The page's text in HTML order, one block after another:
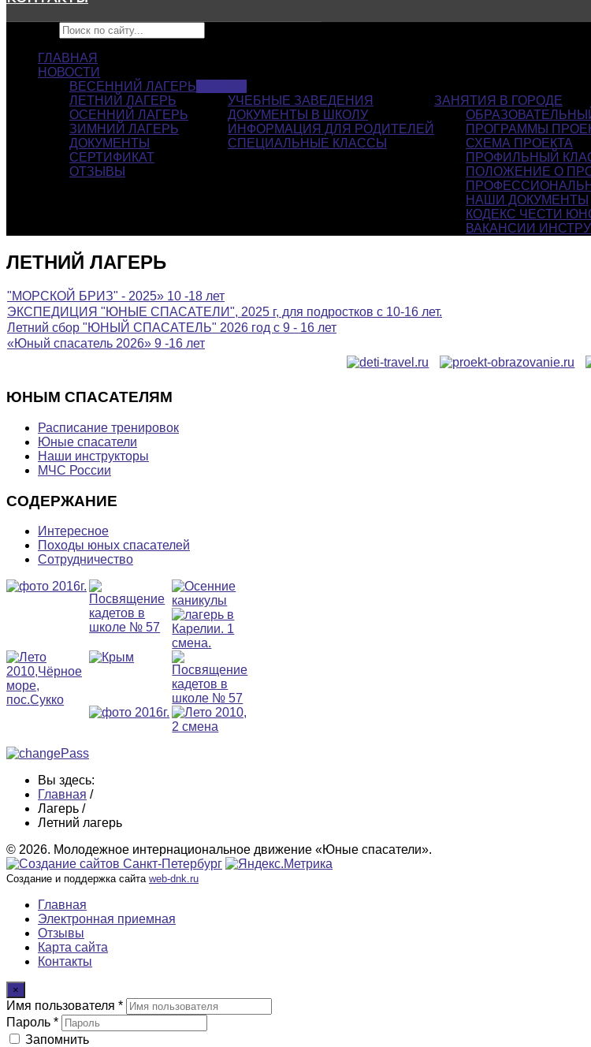
ГЛАВНАЯ
НОВОСТИ
ВЕСЕННИЙ ЛАГЕРЬ
ЛЕТНИЙ ЛАГЕРЬ
ОСЕННИЙ ЛАГЕРЬ
ЗИМНИЙ ЛАГЕРЬ
ДОКУМЕНТЫ
СЕРТИФИКАТ
ОТЗЫВЫ
ЗАНЯТИЯ В ГОРОДЕ
УЧЕБНЫЕ ЗАВЕДЕНИЯ
ДОКУМЕНТЫ В ШКОЛУ
ИНФОРМАЦИЯ ДЛЯ РОДИТЕЛЕЙ
СПЕЦИАЛЬНЫЕ КЛАССЫ
ПРОГРАММЫ
СХЕМА ПРОЕКТА
ПРОФИЛЬНЫЙ
ПОЛОЖЕНИЕ О
НАШИ ДОКУМЕНТЫ
КОДЕКС ЧЕСТИ
ВАКАНСИИ
ЛЕТНИЙ ЛАГЕРЬ
"МОРСКОЙ БРИЗ" - 2025» 10 -18 лет
ЭКСПЕДИЦИЯ "ЮНЫЕ СПАСАТЕЛИ", 2025 г, для подростков с 10-16 лет.
Летний сбор "ЮНЫЙ СПАСАТЕЛЬ" 2026 год с 9 - 16 лет
«Юный спасатель 2026» 9 -16 лет
ЮНЫМ СПАСАТЕЛЯМ
Расписание тренировок
Юные спасатели
Наши инструкторы
МЧС России
СОДЕРЖАНИЕ
Интересное
Походы юных спасателей
Сотрудничество
Вы здесь:
Главная /
Лагерь /
Летний лагерь
© 2026. Молодежное интернациональное движение «Юные спасатели».
Создание и поддержка сайта web-dnk.ru
Главная
Электронная приемная
Отзывы
Карта сайта
Контакты
×
Имя пользователя *
Пароль *
Запомнить